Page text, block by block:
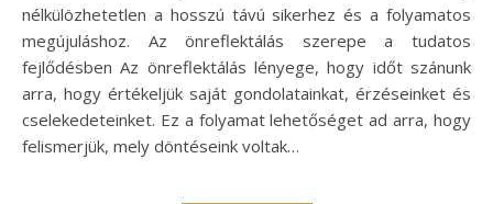
nélkülözhetetlen a hosszú távú sikerhez és a folyamatos
megújuláshoz. Az önreflektálás szerepe a tudatos
fejlődésben Az önreflektálás lényege, hogy időt szánunk
arra, hogy értékeljük saját gondolatainkat, érzéseinket és
cselekedeteinket. Ez a folyamat lehetőséget ad arra, hogy
felismerjük, mely döntéseink voltak…